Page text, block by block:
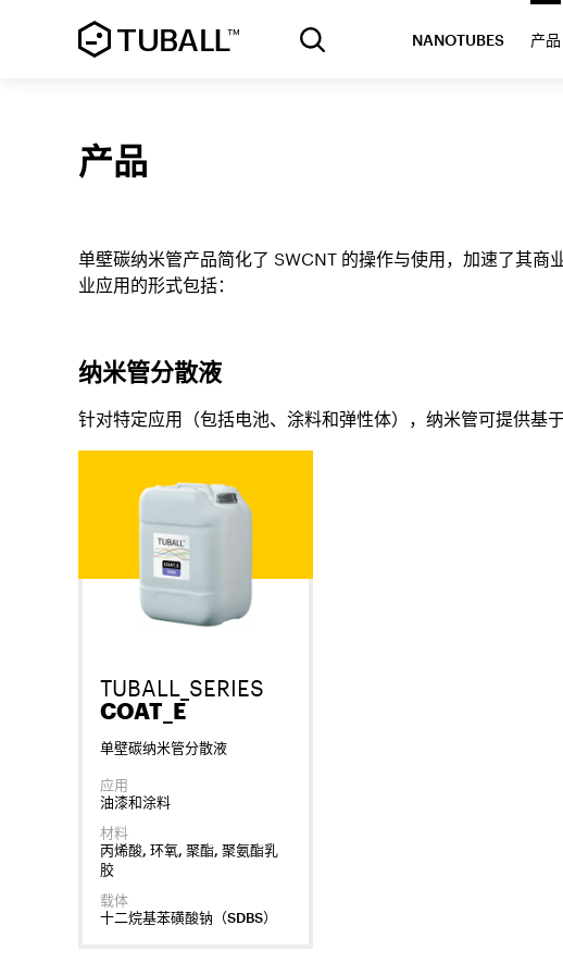
NANOTUBES 产品
产品
单壁碳纳米管产品简化了 SWCNT 的操作与使用，加速了其
业应用的形式包括：
纳米管分散液
针对特定应用（包括电池、涂料和弹性体），纳米管可提供基
TUBALL_SERIES
COAT_E
单壁碳纳米管分散液
应用
油漆和涂料
材料
丙烯酸, 环氧, 聚酯, 聚氨酯乳
胶
载体
十二烷基苯磺酸钠（SDBS）